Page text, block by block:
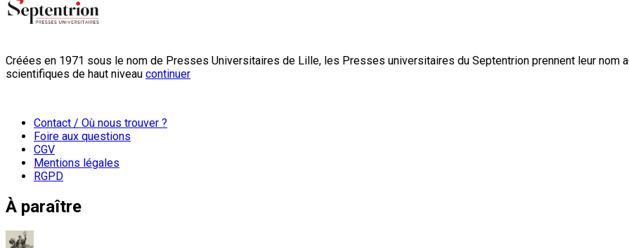
Créées en 1971 sous le nom de Presses Universitaires de Lille, les Presses universitaires du Septentrion prennent leur nom
scientifiques de haut niveau continuer
Contact / Où nous trouver ?
Foire aux questions
CGV
Mentions légales
RGPD
À paraître